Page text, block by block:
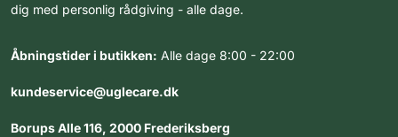
dig med personlig rådgiving - alle dage.
Åbningstider i butikken: Alle dage 8:00 - 22:00
kundeservice@uglecare.dk
Borups Alle 116, 2000 Frederiksberg